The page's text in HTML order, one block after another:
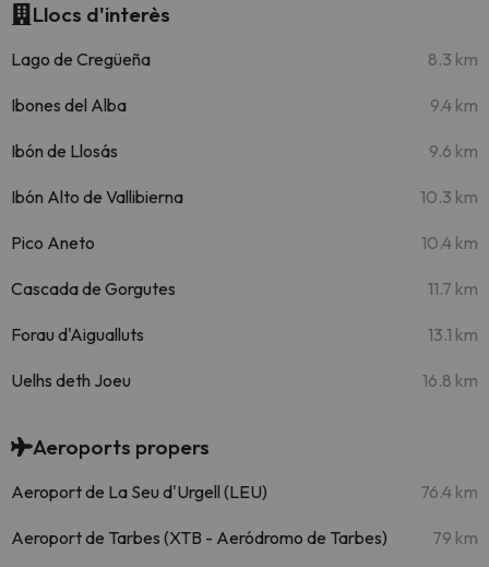
Llocs d'interès
Lago de Cregüeña 8.3 km
Ibones del Alba 9.4 km
Ibón de Llosás 9.6 km
Ibón Alto de Vallibierna 10.3 km
Pico Aneto 10.4 km
Cascada de Gorgutes 11.7 km
Forau d'Aigualluts 13.1 km
Uelhs deth Joeu 16.8 km
Aeroports propers
Aeroport de La Seu d'Urgell (LEU) 76.4 km
Aeroport de Tarbes (XTB - Aeródromo de Tarbes) 79 km